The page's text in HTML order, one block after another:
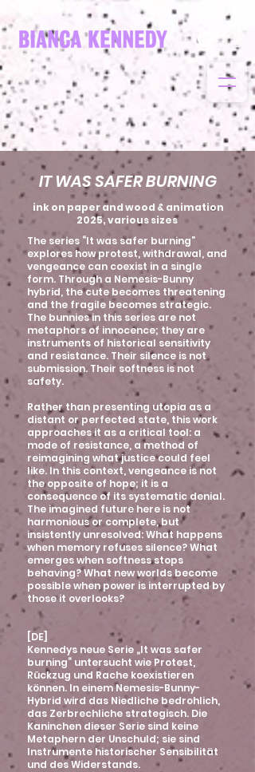
IT WAS SAFER BURNING
ink on paper and wood & animation
2025, various sizes
The series “It was safer burning”
explores how protest, withdrawal, and
vengeance can coexist in a single
form. Through a Nemesis-Bunny
hybrid, the cute becomes threatening
and the fragile becomes strategic.
The bunnies in this series are not
metaphors of innocence; they are
instruments of historical sensitivity
and resistance. Their silence is not
submission. Their softness is not
safety.
Rather than presenting utopia as a
distant or perfected state, this work
approaches it as a critical tool: a
mode of resistance, a method of
reimagining what justice could feel
like. In this context, vengeance is not
the opposite of hope; it is a
consequence of its systematic denial.
The imagined future here is not
harmonious or complete, but
insistently unresolved: What happens
when memory refuses silence? What
emerges when softness stops
behaving? What new worlds become
possible when power is interrupted by
those it overlooks?
​[DE]
Kennedys neue Serie „It was safer
burning“ untersucht wie Protest,
Rückzug und Rache koexistieren
können. In einem Nemesis-Bunny-
Hybrid wird das Niedliche bedrohlich,
das Zerbrechliche strategisch. Die
Kaninchen dieser Serie sind keine
Metaphern der Unschuld; sie sind
Instrumente historischer Sensibilität
und des Widerstands.